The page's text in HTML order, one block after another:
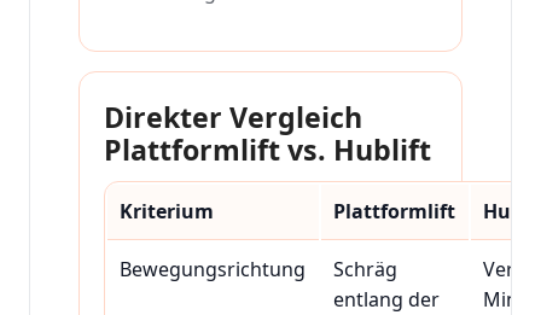
Direkter Vergleich
Plattformlift vs. Hublift
Kriterium Plattformlift
Bewegungsrichtung
Schräg
entlang der
Mini-